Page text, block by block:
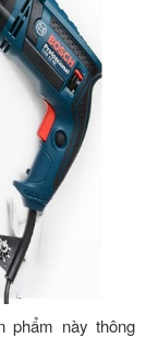
phẩm này thông